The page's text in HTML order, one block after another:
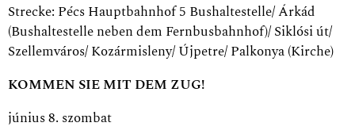
Strecke: Pécs Hauptbahnhof 5 Bushaltestelle/ Árkád
(Bushaltestelle neben dem Fernbusbahnhof)/ Siklósi út/
Szellemváros/ Kozármisleny/ Újpetre/ Palkonya (Kirche)
KOMMEN SIE MIT DEM ZUG!
június 8. szombat